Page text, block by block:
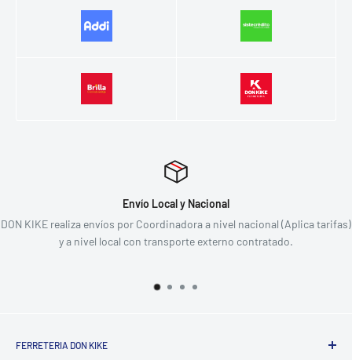
Envío Local y Nacional
realiza envíos por Coordinadora a nivel nacional (Aplica tarifas)
y a nivel local con transporte externo contratado.
FERRETERIA DON KIKE